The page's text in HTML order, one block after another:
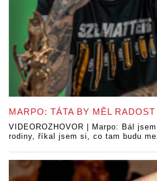
MARPO: TÁTA BY MĚL RADOST
VIDEOROZHOVOR | Marpo: Bál
rodiny, říkal jsem si, co tam budu